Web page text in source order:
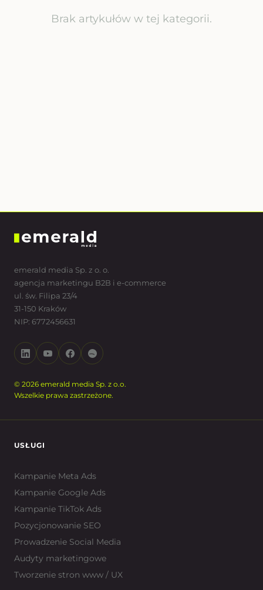
Brak artykułów w tej kategorii.
emerald media Sp. z o. o.
agencja marketingu B2B i e-commerce
ul. św. Filipa 23/4
31-150 Kraków
NIP: 6772456631
© 2026 emerald media Sp. z o.o.
Wszelkie prawa zastrzeżone.
USŁUGI
Kampanie Meta Ads
Kampanie Google Ads
Kampanie TikTok Ads
Pozycjonowanie SEO
Prowadzenie Social Media
Audyty marketingowe
Tworzenie stron www / UX